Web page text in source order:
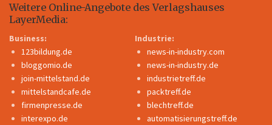
Weitere Online-Angebote des Verlagshauses
LayerMedia:
Business:
123bildung.de
bloggomio.de
join-mittelstand.de
mittelstandcafe.de
firmenpresse.de
interexpo.de
Industrie:
news-in-industry.com
news-in-industry.de
industrietreff.de
packtreff.de
blechtreff.de
automatisierungstreff.de